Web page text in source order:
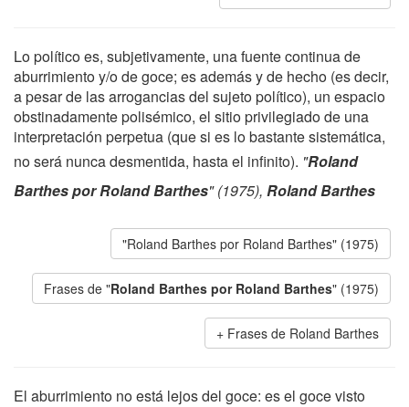
Lo político es, subjetivamente, una fuente continua de
aburrimiento y/o de goce; es además y de hecho (es decir,
a pesar de las arrogancias del sujeto político), un espacio
obstinadamente polisémico, el sitio privilegiado de una
interpretación perpetua (que si es lo bastante sistemática,
no será nunca desmentida, hasta el infinito). "Roland
Barthes por Roland Barthes" (1975), Roland Barthes
"Roland Barthes por Roland Barthes" (1975)
Frases de "Roland Barthes por Roland Barthes" (1975)
Frases de Roland Barthes
El aburrimiento no está lejos del goce: es el goce visto